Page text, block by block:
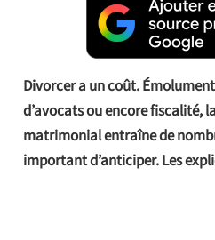
Divorcer a un coût.
d’avocats ou encore fiscalité,
matrimonial entraîne de
important d’anticiper. Les